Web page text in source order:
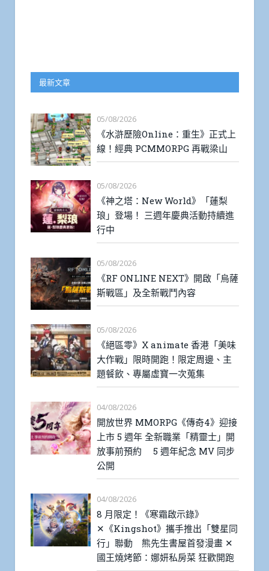
最新文章
05/08/2026
《水滸歷險Online：重生》正式上
線！經典 PCMMORPG 再戰梁山
05/08/2026
《神之塔：New World》「蓮梨
琅」登場！ 三週年慶典活動持續進
行中
05/08/2026
《RF ONLINE NEXT》開啟「烏薩
斯戰區」及全新戰鬥內容
05/08/2026
《絕區零》X animate 香港「美味
大作戰」限時開跑！限定周邊、主
題餐飲、專屬虛寶一次蒐集
04/08/2026
開放世界 MMORPG《傳奇4》迎接
上市 5 週年 全新職業「精靈士」開
放事前預約 5 週年紀念 MV 同步
公開
04/08/2026
8 月限定！《寒霜啟示錄》
✕《Kingshot》攜手推出「雙星同
行」聯動 熊先生書屋首發漫畫 ✕
國王燒烤節：娜妍私房菜 狂歡開跑